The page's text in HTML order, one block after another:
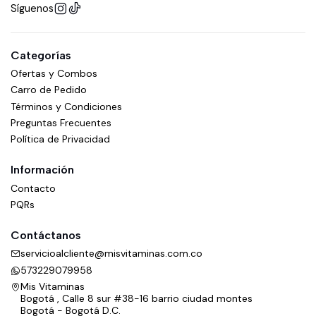
Síguenos
Categorías
Ofertas y Combos
Carro de Pedido
Términos y Condiciones
Preguntas Frecuentes
Política de Privacidad
Información
Contacto
PQRs
Contáctanos
servicioalcliente@misvitaminas.com.co
573229079958
Mis Vitaminas
Bogotá , Calle 8 sur #38-16 barrio ciudad montes
Bogotá - Bogotá D.C.